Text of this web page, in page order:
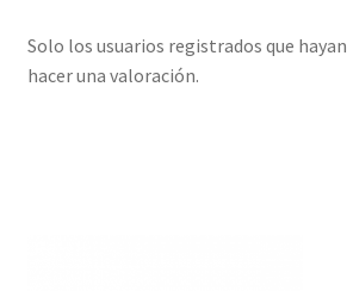
Solo los usuarios registrados que
hacer una valoración.